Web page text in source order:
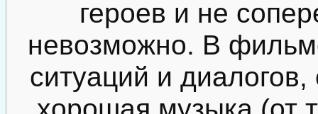
героев и не
невозможно. В
ситуаций и диалогов,